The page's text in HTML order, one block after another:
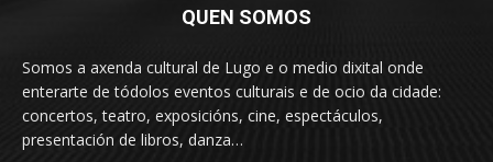
QUEN SOMOS
Somos a axenda cultural de Lugo e o medio dixital onde
enterarte de tódolos eventos culturais e de ocio da cidade:
concertos, teatro, exposicións, cine, espectáculos,
presentación de libros, danza…